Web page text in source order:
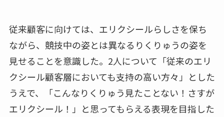
従来顧客に向けては、エリクシールらしさを保ち
ながら、競技中の姿とは異なるりくりゅうの姿を
見せることを意識した。2人について「従来のエリ
クシール顧客層においても支持の高い方々」とした
うえで、「こんなりくりゅう見たことない！さすが
エリクシール！」と思ってもらえる表現を目指した